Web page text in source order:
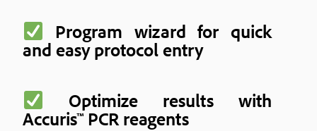
Program wizard for quick
and easy protocol entry
Optimize results with
Accuris™ PCR reagents